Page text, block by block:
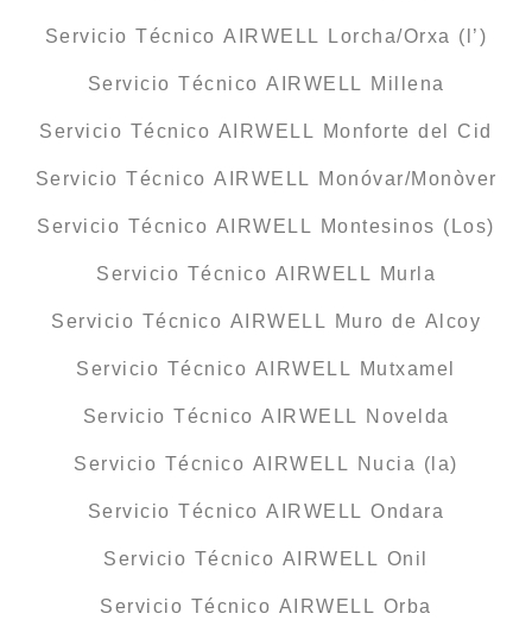
Servicio Técnico AIRWELL Lorcha/Orxa (l’)
Servicio Técnico AIRWELL Millena
Servicio Técnico AIRWELL Monforte del Cid
Servicio Técnico AIRWELL Monóvar/Monòver
Servicio Técnico AIRWELL Montesinos (Los)
Servicio Técnico AIRWELL Murla
Servicio Técnico AIRWELL Muro de Alcoy
Servicio Técnico AIRWELL Mutxamel
Servicio Técnico AIRWELL Novelda
Servicio Técnico AIRWELL Nucia (la)
Servicio Técnico AIRWELL Ondara
Servicio Técnico AIRWELL Onil
Servicio Técnico AIRWELL Orba